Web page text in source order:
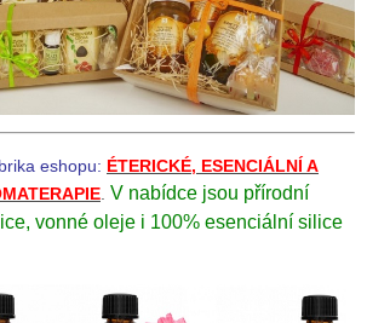
eshopu: ÉTERICKÉ, ESENCIÁLNÍ A
. V nabídce jsou přírodní
vonné oleje i 100% esenciální silice